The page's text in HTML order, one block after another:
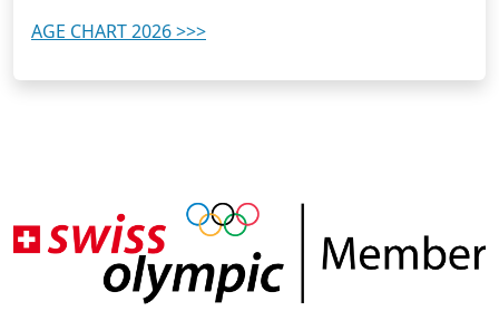
AGE CHART 2026 >>>